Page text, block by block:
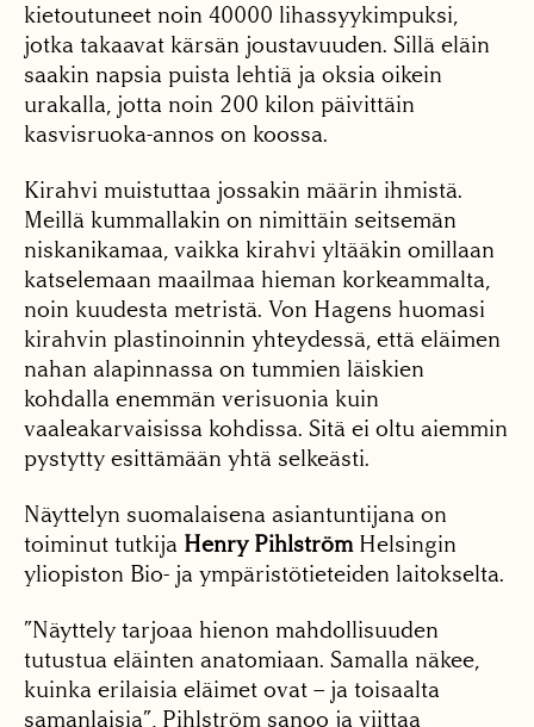
kietoutuneet noin 40000 lihassyykimpuksi,
jotka takaavat kärsän joustavuuden. Sillä eläin
saakin napsia puista lehtiä ja oksia oikein
urakalla, jotta noin 200 kilon päivittäin
kasvisruoka-annos on koossa.
Kirahvi muistuttaa jossakin määrin ihmistä.
Meillä kummallakin on nimittäin seitsemän
niskanikamaa, vaikka kirahvi yltääkin omillaan
katselemaan maailmaa hieman korkeammalta,
noin kuudesta metristä. Von Hagens huomasi
kirahvin plastinoinnin yhteydessä, että eläimen
nahan alapinnassa on tummien läiskien
kohdalla enemmän verisuonia kuin
vaaleakarvaisissa kohdissa. Sitä ei oltu aiemmin
pystytty esittämään yhtä selkeästi.
Näyttelyn suomalaisena asiantuntijana on
toiminut tutkija Henry PihlströmHelsingin
yliopiston Bio- ja ympäristötieteiden laitokselta.
”Näyttely tarjoaa hienon mahdollisuuden
tutustua eläinten anatomiaan. Samalla näkee,
kuinka erilaisia eläimet ovat – ja toisaalta
samanlaisia”, Pihlström sanoo ja viittaa